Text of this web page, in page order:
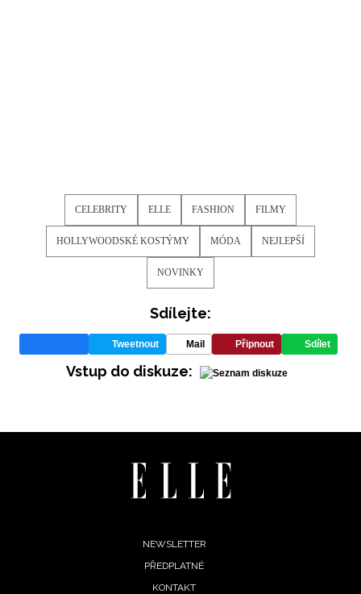
CELEBRITY ELLE FASHION FILMY
HOLLYWOODSKÉ KOSTÝMY MÓDA NEJLEPŠÍ
NOVINKY
Sdílejte:
Tweetnout Mail Připnout Sdílet
Vstup do diskuze:
NEWSLETTER
PŘEDPLATNÉ
KONTAKT